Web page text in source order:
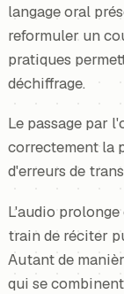
langage oral
reformuler un
pratiques
déchiffrage.
Le passage par
correctement la
d'erreurs de
L'audio
train de réciter
Autant de
qui se